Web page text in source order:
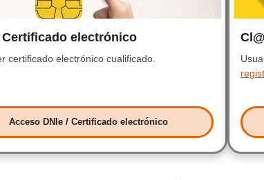
Certificado electrónicoDNIe / Certificado
certificado electrónico cualificado. Cualquier certificado
Acceso DNIe / Certificado electrónico
Acceso DNIe / Certificado electrónico